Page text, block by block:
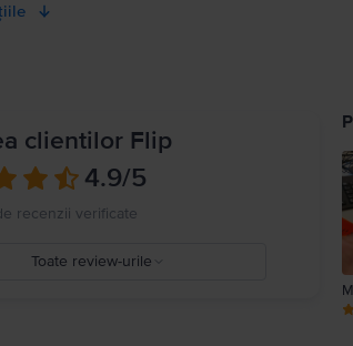
clientilor Flip
4.9/5
recenzii verificate
Toate review-urile